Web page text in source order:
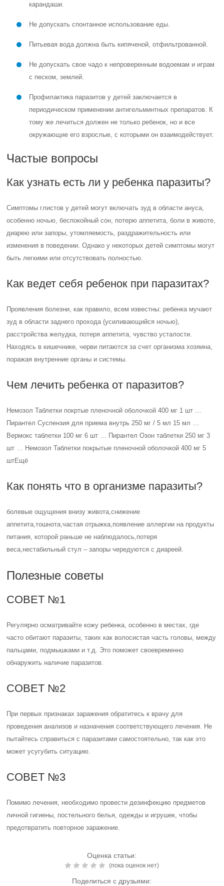
карандаши.
Не допускать спонтанное использование еды.
Питьевая вода должна быть кипяченой, отфильтрованной.
Не допускать свое чадо к непроверенным водоемам и играм
с песком, землей.
Профилактика паразитов у детей заключается в
периодическом применении антигельминтных препаратов. К
тому же лечиться должен не только ребенок, но и все
окружающие его взрослые, с которыми он взаимодействует.
Частые вопросы
Как узнать есть ли у ребенка паразиты?
Симптомы глистов у детей могут включать зуд в области ануса,
особенно ночью, беспокойный сон, потерю аппетита, боли в животе,
диарею или запоры, утомляемость, раздражительность или
изменения в поведении. Однако у некоторых детей симптомы могут
быть легкими или отсутствовать полностью.
Как ведет себя ребенок при паразитах?
Проявления болезни, как правило, всем известны: ребенка мучают
зуд в области заднего прохода (усиливающийся ночью),
расстройства желудка, потеря аппетита, чувство усталости.
Находясь в кишечнике, черви питаются за счет организма хозяина,
поражая внутренние органы и системы.
Чем лечить ребенка от паразитов?
Немозол Таблетки покртые пленочной оболочкой 400 мг 1 шт …
Пирантел Суспензия для приема внутрь 250 мг / 5 мл 15 мл …
Вермокс таблетки 100 мг 6 шт … Пирантел Озон таблетки 250 мг 3
шт … Немозол Таблетки покрытые пленочной оболочкой 400 мг 5
штЕщё
Как понять что в организме паразиты?
болевые ощущения внизу живота,снижение
аппетита,тошнота,частая отрыжка,появление аллергии на продукты
питания, которой раньше не наблюдалось,потеря
веса,нестабильный стул – запоры чередуются с диареей.
Полезные советы
СОВЕТ №1
Регулярно осматривайте кожу ребенка, особенно в местах, где
часто обитают паразиты, таких как волосистая часть головы, между
пальцами, подмышками и т.д. Это поможет своевременно
обнаружить наличие паразитов.
СОВЕТ №2
При первых признаках заражения обратитесь к врачу для
проведения анализов и назначения соответствующего лечения. Не
пытайтесь справиться с паразитами самостоятельно, так как это
может усугубить ситуацию.
СОВЕТ №3
Помимо лечения, необходимо провести дезинфекцию предметов
личной гигиены, постельного белья, одежды и игрушек, чтобы
предотвратить повторное заражение.
Оценка статьи:
(пока оценок нет)
Поделиться с друзьями: